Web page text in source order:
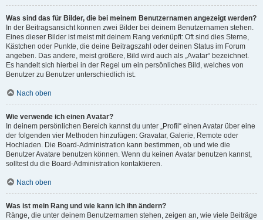
Was sind das für Bilder, die bei meinem Benutzernamen angezeigt werden?
In der Beitragsansicht können zwei Bilder bei deinem Benutzernamen stehen.
Eines dieser Bilder ist meist mit deinem Rang verknüpft: Oft sind dies Sterne,
Kästchen oder Punkte, die deine Beitragszahl oder deinen Status im Forum
angeben. Das andere, meist größere, Bild wird auch als „Avatar“ bezeichnet.
Es handelt sich hierbei in der Regel um ein persönliches Bild, welches von
Benutzer zu Benutzer unterschiedlich ist.
Nach oben
Wie verwende ich einen Avatar?
In deinem persönlichen Bereich kannst du unter „Profil“ einen Avatar über eine
der folgenden vier Methoden hinzufügen: Gravatar, Galerie, Remote oder
Hochladen. Die Board-Administration kann bestimmen, ob und wie die
Benutzer Avatare benutzen können. Wenn du keinen Avatar benutzen kannst,
solltest du die Board-Administration kontaktieren.
Nach oben
Was ist mein Rang und wie kann ich ihn ändern?
Ränge, die unter deinem Benutzernamen stehen, zeigen an, wie viele Beiträge